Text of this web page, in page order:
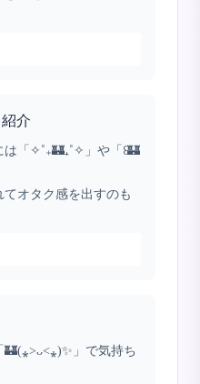
介
「✧˚₊🏰₊˚✧」や「꒰🏰
オタク感を出すのも
」で気持ち